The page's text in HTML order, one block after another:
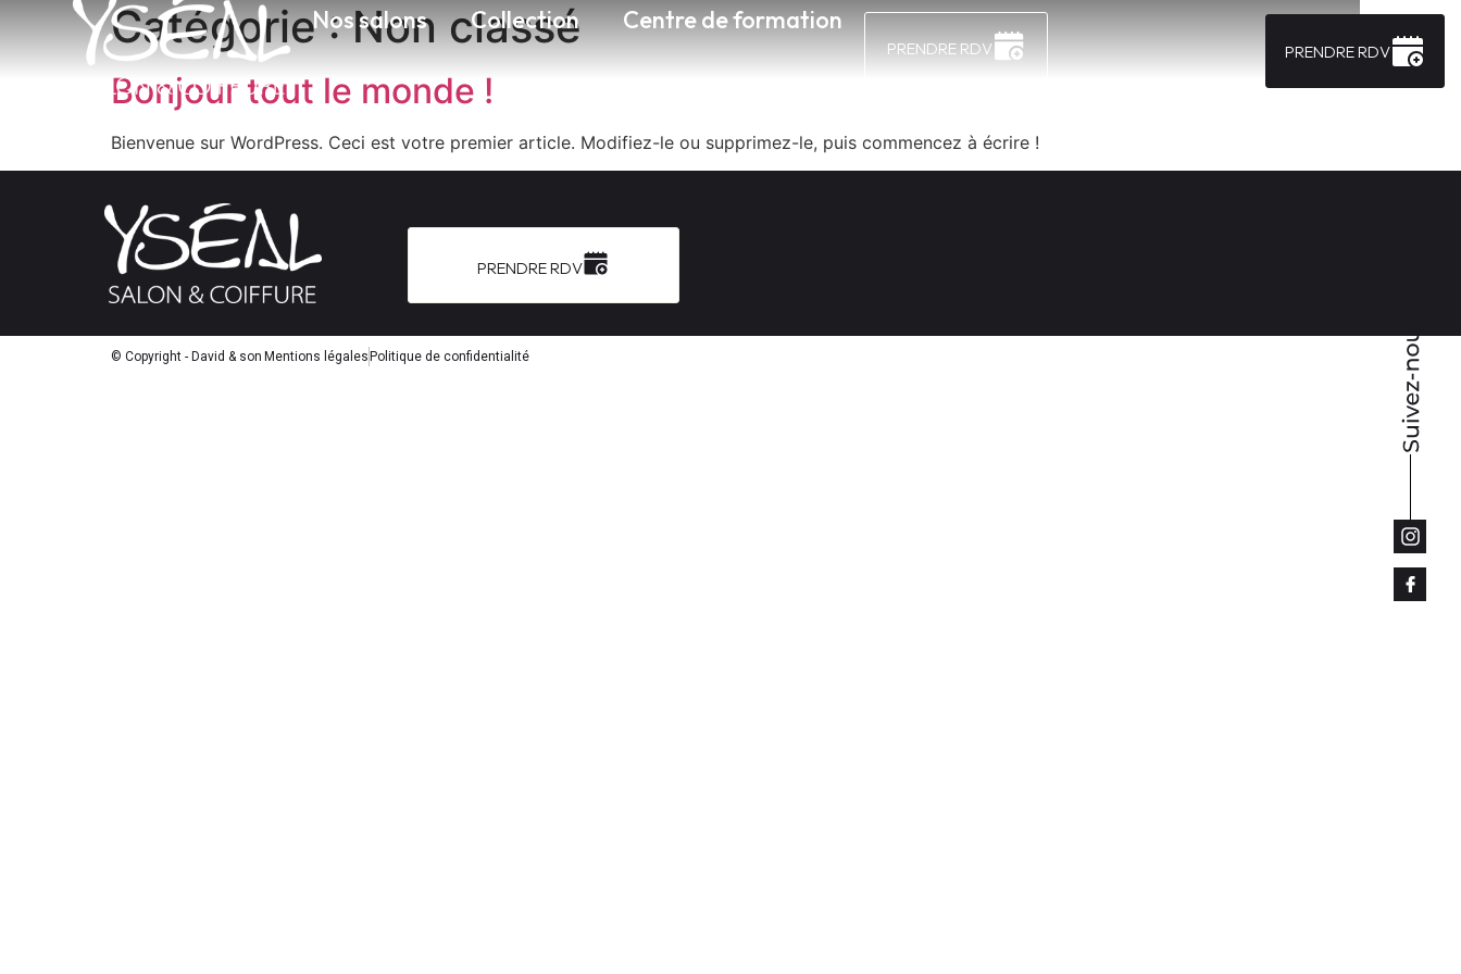
Nos salons Collection Centre de formation
PRENDRE RDV PRENDRE RDV
Catégorie :Non classé
Bonjour tout le monde !
Bienvenue sur WordPress. Ceci est votre premier article. Modifiez-le ou supprimez-le, puis commencez à écrire !
PRENDRE RDV
© Copyright - David & son Mentions légales Politique de confidentialité